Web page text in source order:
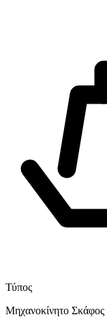
Τύπος
Μηχανοκίνητο Σκάφος